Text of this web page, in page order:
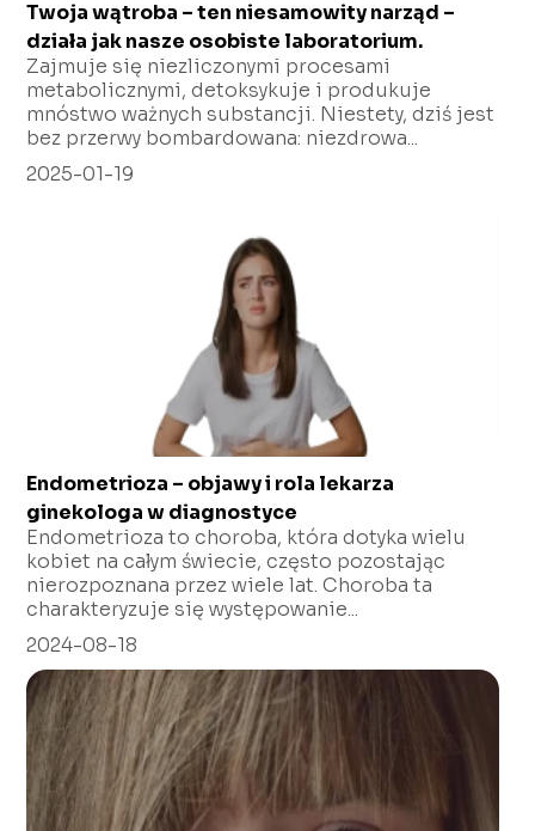
Twoja wątroba – ten niesamowity narząd –
działa jak nasze osobiste laboratorium.
Zajmuje się niezliczonymi procesami
metabolicznymi, detoksykuje i produkuje
mnóstwo ważnych substancji. Niestety, dziś jest
bez przerwy bombardowana: niezdrowa...
2025-01-19
Endometrioza – objawy i rola lekarza
ginekologa w diagnostyce
Endometrioza to choroba, która dotyka wielu
kobiet na całym świecie, często pozostając
nierozpoznana przez wiele lat. Choroba ta
charakteryzuje się występowanie...
2024-08-18